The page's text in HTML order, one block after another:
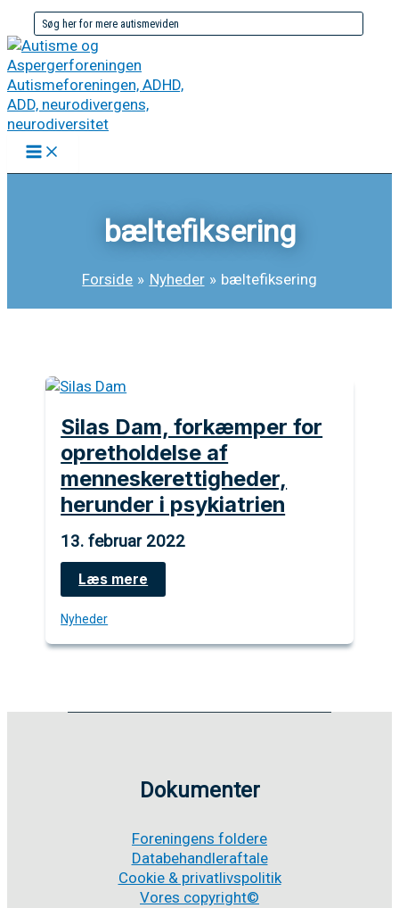
til
indholdet
Søg
efter:
bæltefiksering
Forside Nyheder bæltefiksering
Silas Dam, forkæmper for
opretholdelse af
menneskerettigheder,
herunder i psykiatrien
13. februar 2022
Silas
Dam,
forkæmper
for
opretholdelse
i
Læs mere
Nyheder
Dokumenter
Foreningens foldere
Databehandleraftale
Cookie & privatlivspolitik
Vores copyright©